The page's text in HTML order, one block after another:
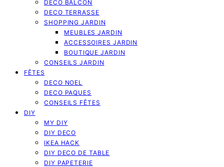
DECO BALCON
DECO TERRASSE
SHOPPING JARDIN
MEUBLES JARDIN
ACCESSOIRES JARDIN
BOUTIQUE JARDIN
CONSEILS JARDIN
FÊTES
DECO NOEL
DECO PAQUES
CONSEILS FÊTES
DIY
MY DIY
DIY DECO
IKEA HACK
DIY DECO DE TABLE
DIY PAPETERIE